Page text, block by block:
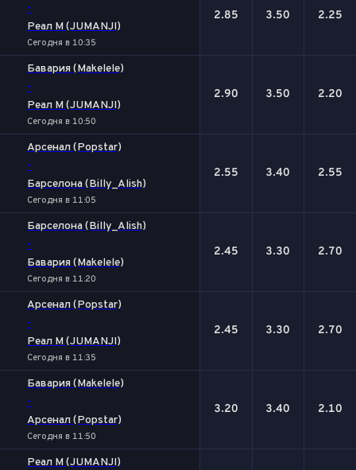
-
Реал М (JUMANJI)
Сегодня в 10:35
2.85 3.50 2.25
Бавария (Makelele)
-
Реал М (JUMANJI)
Сегодня в 10:50
2.90 3.50 2.20
Арсенал (Popstar)
-
Барселона (Billy_Alish)
Сегодня в 11:05
2.55 3.40 2.55
Барселона (Billy_Alish)
-
Бавария (Makelele)
Сегодня в 11:20
2.45 3.30 2.70
Арсенал (Popstar)
-
Реал М (JUMANJI)
Сегодня в 11:35
2.45 3.30 2.70
Бавария (Makelele)
-
Арсенал (Popstar)
Сегодня в 11:50
3.20 3.40 2.10
Реал М (JUMANJI)